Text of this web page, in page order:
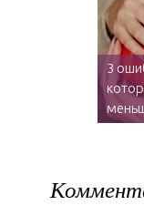
3